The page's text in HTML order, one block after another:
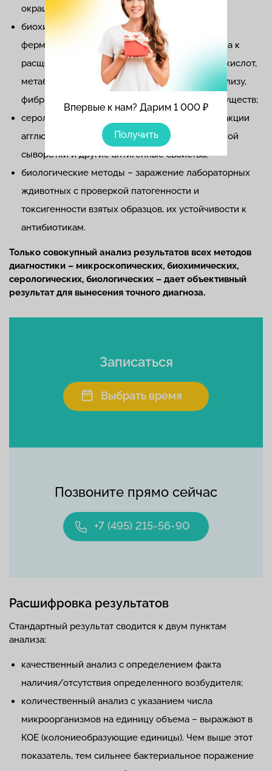
Впервые к нам? Дарим 1 000 ₽
Получить
окрашивания по Граму;
биохимические методы – исследование
ферментативной способности микроорганизма к
расщеплению тех или иных углеводов, аминокислот,
метаболитов, в том числе способность к гемолизу,
фибринолизу при попадании в кровь живых существ;
серологические методы идентификации – реакции
агглютинации под воздействием специфической
сыворотки и другие антигенные свойства;
биологические методы – заражение лабораторных
ждивотных с проверкой патогенности и
токсигенности взятых образцов, их устойчивости к
антибиотикам.
Только совокупный анализ результатов всех методов
диагностики – микроскопических, биохимических,
серологических, биологических – дает объективный
результат для вынесения точного диагноза.
Позвоните прямо сейчас
+7 (495) 215-56-90
Записаться
Выбрать время
Расшифровка результатов
Стандартный результат сводится к двум пунктам
анализа:
качественный анализ с определением факта
наличия/отсутствия определенного возбудителя;
количественный анализ с указанием числа
микроорганизмов на единицу объема – выражают в
КОЕ (колониеобразующие единицы). Чем выше этот
показатель, тем сильнее бактериальное поражение